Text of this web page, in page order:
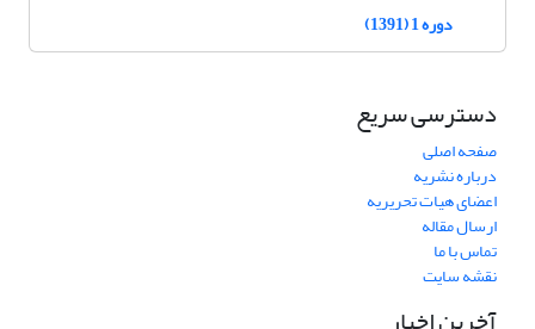
دوره 1 (1391)
دسترسی سریع
صفحه اصلی
درباره نشریه
اعضای هیات تحریریه
ارسال مقاله
تماس با ما
نقشه سایت